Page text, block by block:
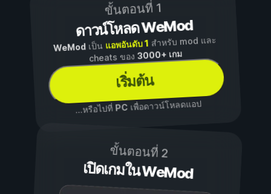
ขั้นตอนที่ 1
ดาวน์โหลด WeMod
WeModเป็น แอพอันดับ 1 สำหรับ mod และ
cheats ของ3000+ เกม
เริ่มต้น
...หรือไปที่ PCเพื่อดาวน์โหลดแอป
ขั้นตอนที่ 2
เปิดเกมใน WeMod